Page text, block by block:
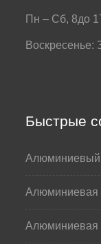
Пн – Сб, 8до
Воскресенье:
Быстрые
Алюминиевый
Алюминиевая
Алюминиевая